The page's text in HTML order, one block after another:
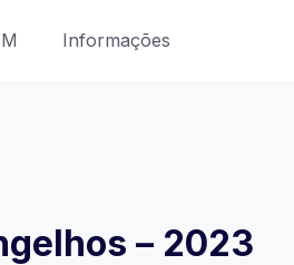
Informações
– 2023